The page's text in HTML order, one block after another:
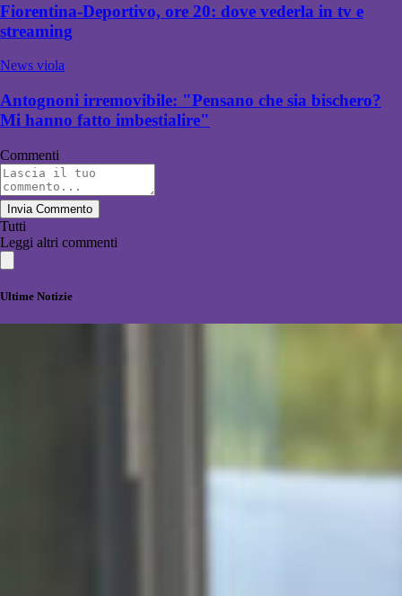
Fiorentina-Deportivo, ore 20: dove vederla in tv e
streaming
News viola
Antognoni irremovibile: "Pensano che sia bischero?
Mi hanno fatto imbestialire"
Commenti
Invia Commento
Tutti
Leggi altri commenti
Ultime Notizie